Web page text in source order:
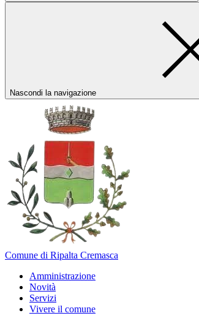
Nascondi la navigazione
Comune di Ripalta Cremasca
Amministrazione
Novità
Servizi
Vivere il comune